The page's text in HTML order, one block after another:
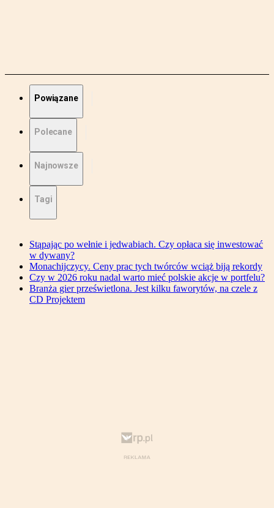
Powiązane
Polecane
Najnowsze
Tagi
Stąpając po wełnie i jedwabiach. Czy opłaca się inwestować
w dywany?
Monachijczycy. Ceny prac tych twórców wciąż biją rekordy
Czy w 2026 roku nadal warto mieć polskie akcje w portfelu?
Branża gier prześwietlona. Jest kilku faworytów, na czele z
CD Projektem